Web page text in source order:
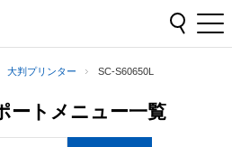
大判プリンター SC-S60650L
トメニュー一覧